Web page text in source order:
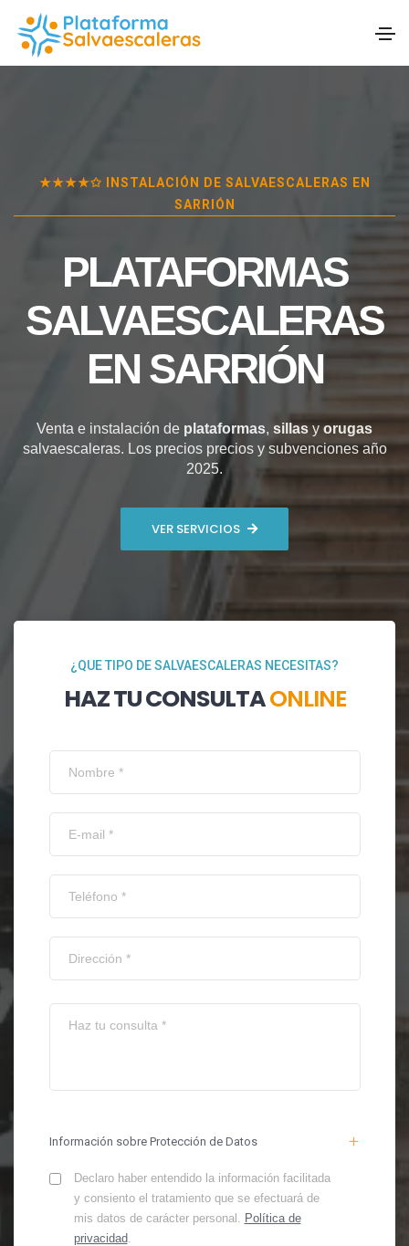
★★★★✩ INSTALACIÓN DE SALVAESCALERAS EN
SARRIÓN
PLATAFORMAS
SALVAESCALERAS
EN SARRIÓN
Venta e instalación de plataformas, sillas y orugas
salvaescaleras. Los precios precios y subvenciones año
2025.
VER SERVICIOS
¿QUE TIPO DE SALVAESCALERAS NECESITAS?
HAZ TU CONSULTAONLINE
Información sobre Protección de Datos
Declaro haber entendido la información facilitada
y consiento el tratamiento que se efectuará de
mis datos de carácter personal. Política de
privacidad.